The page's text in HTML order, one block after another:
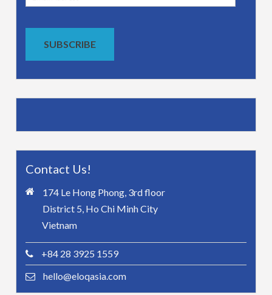
Address
SUBSCRIBE
Contact Us!
174 Le Hong Phong, 3rd floor
District 5, Ho Chi Minh City
Vietnam
+84 28 3925 1559
hello@eloqasia.com